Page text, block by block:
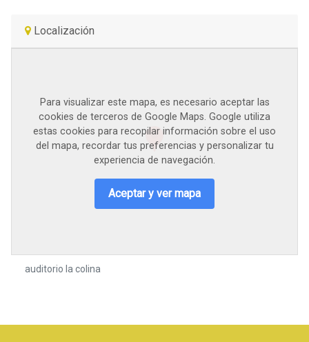
Localización
Para visualizar este mapa, es necesario aceptar las
cookies de terceros de Google Maps. Google utiliza
estas cookies para recopilar información sobre el uso
del mapa, recordar tus preferencias y personalizar tu
experiencia de navegación.
Aceptar y ver mapa
auditorio la colina